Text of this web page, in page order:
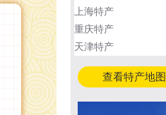
上海特产
重庆特产
天津特产
查看特产地图